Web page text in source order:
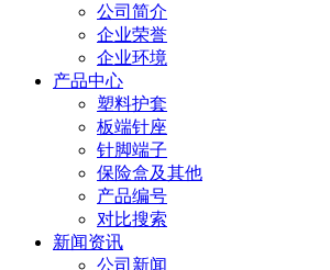
公司简介
企业荣誉
企业环境
产品中心
塑料护套
板端针座
针脚端子
保险盒及其他
产品编号
对比搜索
新闻资讯
公司新闻